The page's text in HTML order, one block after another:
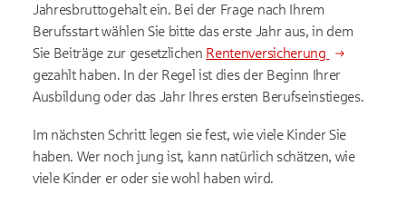
Jahresbruttogehalt ein. Bei der Frage nach Ihrem
Berufsstart wählen Sie bitte das erste Jahr aus, in dem
Sie Beiträge zur gesetzlichen Rentenversicherung
gezahlt haben. In der Regel ist dies der Beginn Ihrer
Ausbildung oder das Jahr Ihres ersten Berufseinstieges.
Im nächsten Schritt legen sie fest, wie viele Kinder Sie
haben. Wer noch jung ist, kann natürlich schätzen, wie
viele Kinder er oder sie wohl haben wird.